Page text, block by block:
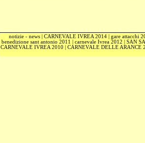
notizie - news CARNEVALE IVREA 2014
gare attacchi
benedizione sant antonio 2011
carnevale Ivrea 2012
SAN
CARNEVALE IVREA 2010
CARNEVALE DELLE ARANCE